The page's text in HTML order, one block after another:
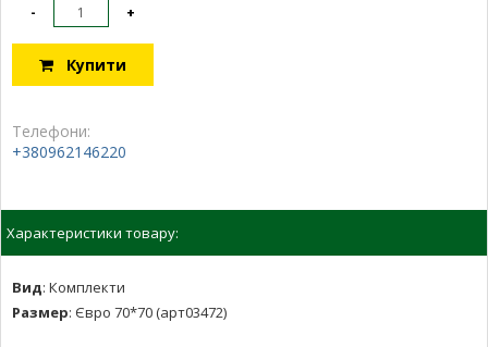
- +
Купити
Телефони:
+380962146220
Характеристики товару:
Вид: Комплекти
Размер: Євро 70*70 (арт03472)